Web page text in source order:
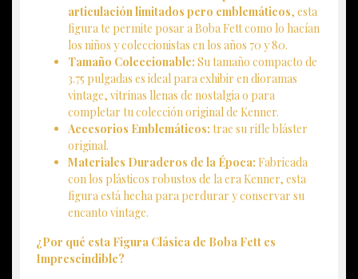
articulación limitados pero emblemáticos, esta
figura te permite posar a Boba Fett como lo hacían
los niños y coleccionistas en los años 70 y 80.
Tamaño Coleccionable: Su tamaño compacto de
3.75 pulgadas es ideal para exhibir en dioramas
vintage, vitrinas llenas de nostalgia o para
completar tu colección original de Kenner.
Accesorios Emblemáticos: trae su rifle bláster
original.
Materiales Duraderos de la Época: Fabricada
con los plásticos robustos de la era Kenner, esta
figura está hecha para perdurar y conservar su
encanto vintage.
¿Por qué esta Figura Clásica de Boba Fett es
Imprescindible?